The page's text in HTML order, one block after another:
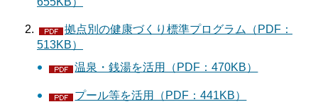
拠点別の健康づくり標準プログラム（PDF：
513KB）
温泉・銭湯を活用（PDF：470KB）
プール等を活用（PDF：441KB）